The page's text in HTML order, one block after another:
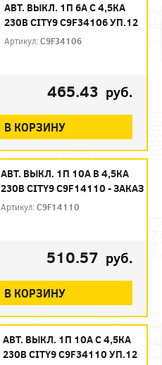
АВТ. ВЫКЛ. 1П 6А С 4,5КА
230В CITY9 C9F34106 УП.12
Артикул:C9F34106
465.43 руб.
В КОРЗИНУ
АВТ. ВЫКЛ. 1П 10А B 4,5КА
230В CITY9 C9F14110 - ЗАКАЗ
Артикул:C9F14110
510.57 руб.
В КОРЗИНУ
АВТ. ВЫКЛ. 1П 10А С 4,5КА
230В CITY9 C9F34110 УП.12